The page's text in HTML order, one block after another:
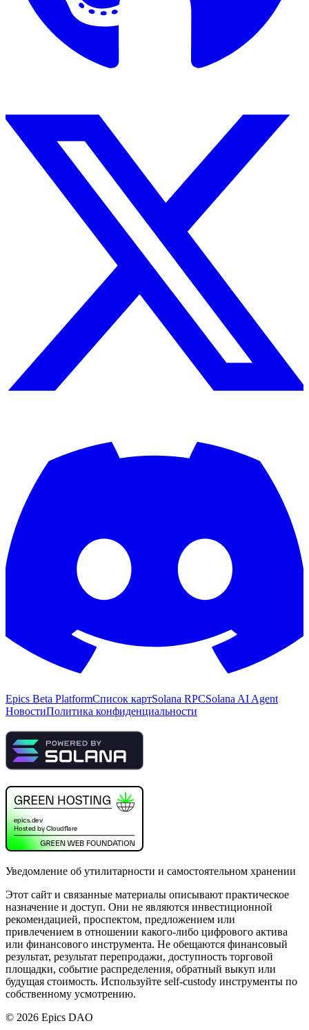
Epics Beta PlatformСписок картSolana RPCSolana AI Agent
НовостиПолитика конфиденциальности
Уведомление об утилитарности и самостоятельном хранении
Этот сайт и связанные материалы описывают практическое
назначение и доступ. Они не являются инвестиционной
рекомендацией, проспектом, предложением или
привлечением в отношении какого-либо цифрового актива
или финансового инструмента. Не обещаются финансовый
результат, результат перепродажи, доступность торговой
площадки, событие распределения, обратный выкуп или
будущая стоимость. Используйте self-custody инструменты по
собственному усмотрению.
© 2026 Epics DAO